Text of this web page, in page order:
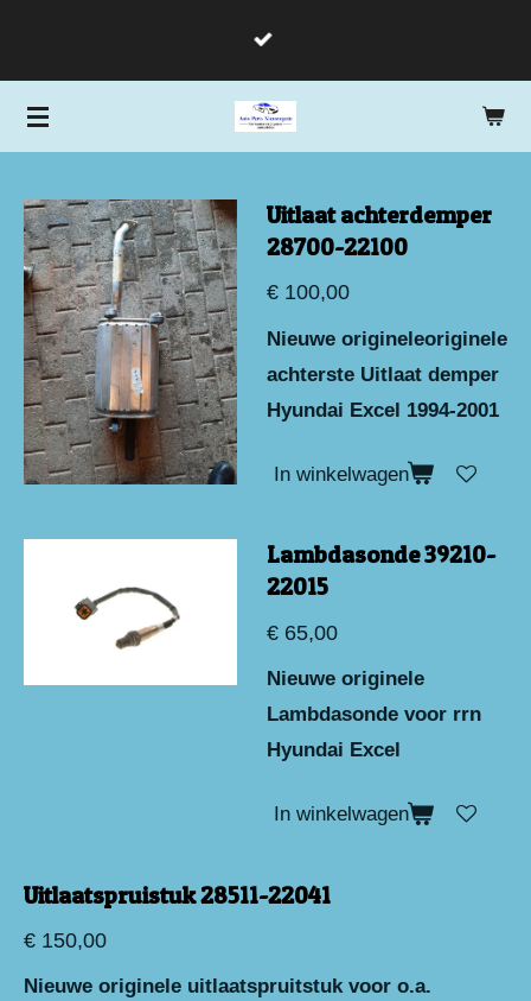
de
Uitlaat achterdemper
28700-22100
€ 100,00
Nieuwe origineleoriginele
achterste Uitlaat demper
Hyundai Excel 1994-2001
In winkelwagen
Lambdasonde 39210-
22015
€ 65,00
Nieuwe originele
Lambdasonde voor rrn
Hyundai Excel
In winkelwagen
Uitlaatspruistuk 28511-22041
€ 150,00
Nieuwe originele uitlaatspruitstuk voor o.a.